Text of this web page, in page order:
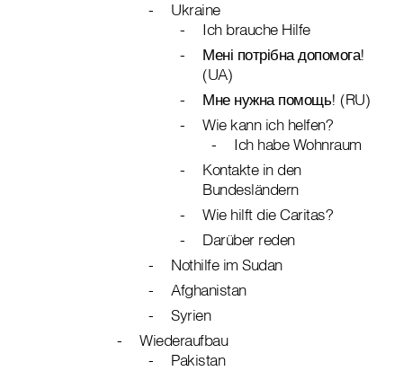
Ukraine
Ich brauche Hilfe
Мені потрібна допомога!
(UA)
Мне нужна помощь! (RU)
Wie kann ich helfen?
Ich habe Wohnraum
Kontakte in den
Bundesländern
Wie hilft die Caritas?
Darüber reden
Nothilfe im Sudan
Afghanistan
Syrien
Wiederaufbau
Pakistan